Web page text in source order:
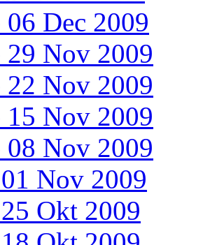
Dec 2009
Nov 2009
Nov 2009
Nov 2009
Nov 2009
Nov 2009
Okt 2009